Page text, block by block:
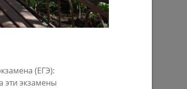
(ЕГЭ):
эти экзамены